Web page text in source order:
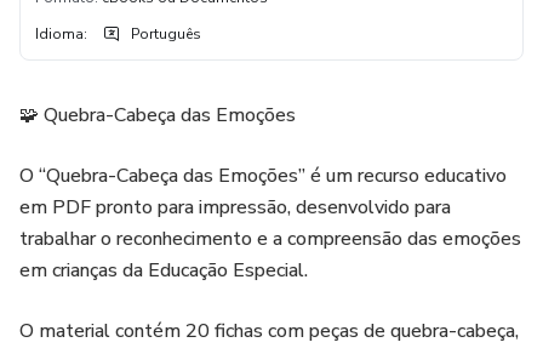
Idioma: Português
🧩 Quebra-Cabeça das Emoções
O “Quebra-Cabeça das Emoções” é um recurso educativo
em PDF pronto para impressão, desenvolvido para
trabalhar o reconhecimento e a compreensão das emoções
em crianças da Educação Especial.
O material contém 20 fichas com peças de quebra-cabeça,